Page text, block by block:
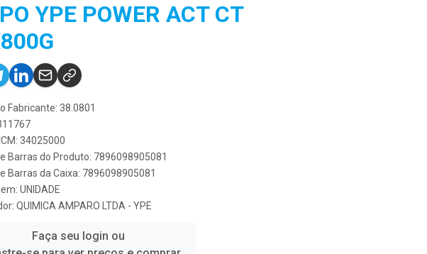
YPE POWER ACT CT
Fabricante: 38.0801
34025000
Barras do Produto: 7896098905081
Barras da Caixa: 7896098905081
UNIDADE
QUIMICA AMPARO LTDA - YPE
Faça seu login ou